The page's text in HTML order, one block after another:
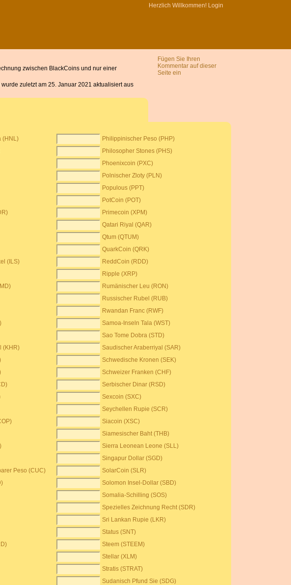
Herzlich Willkommen! Login
zwischen BlackCoins und nur einer
zuletzt am 25. Januar 2021 aktualisiert aus
Fügen Sie Ihren
Kommentar auf dieser
Seite ein
(HNL)
Philippinischer Peso (PHP)
Philosopher Stones (PHS)
Phoenixcoin (PXC)
Polnischer Zloty (PLN)
Populous (PPT)
PotCoin (POT)
Primecoin (XPM)
Qatari Riyal (QAR)
Qtum (QTUM)
QuarkCoin (QRK)
(ILS)
ReddCoin (RDD)
Ripple (XRP)
Rumänischer Leu (RON)
Russischer Rubel (RUB)
Rwandan Franc (RWF)
Samoa-Inseln Tala (WST)
Sao Tome Dobra (STD)
(KHR)
Saudischer Araberriyal (SAR)
Schwedische Kronen (SEK)
Schweizer Franken (CHF)
Serbischer Dinar (RSD)
Sexcoin (SXC)
Seychellen Rupie (SCR)
Siacoin (XSC)
Siamesischer Baht (THB)
Sierra Leonean Leone (SLL)
Singapur Dollar (SGD)
Peso (CUC)
SolarCoin (SLR)
Solomon Insel-Dollar (SBD)
Somalia-Schilling (SOS)
Spezielles Zeichnung Recht (SDR)
Sri Lankan Rupie (LKR)
Status (SNT)
Steem (STEEM)
Stellar (XLM)
Stratis (STRAT)
Sudanisch Pfund Sie (SDG)